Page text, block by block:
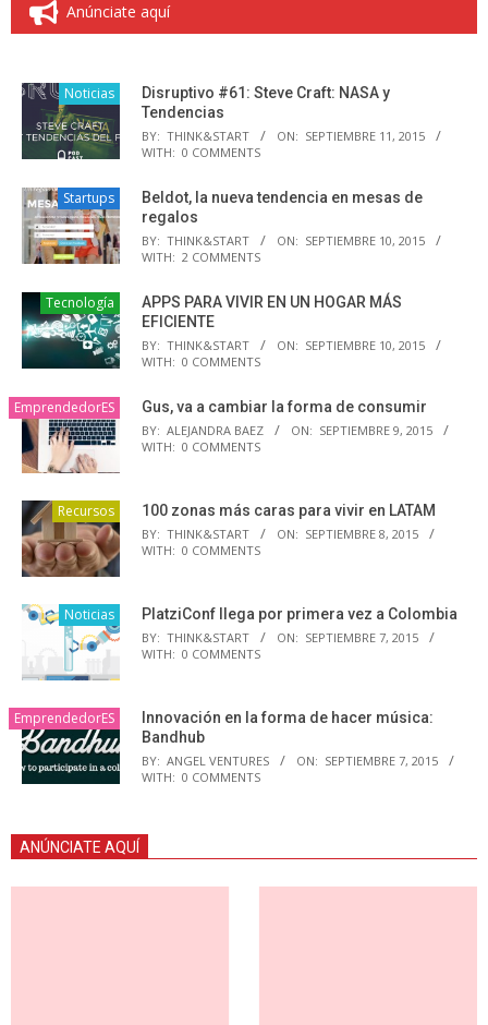
Anúnciate aquí
Noticias
Disruptivo #61: Steve Craft: NASA y
Tendencias
BY: THINK&START ON: SEPTIEMBRE 11, 2015
WITH: 0 COMMENTS
Startups
Beldot, la nueva tendencia en mesas de
regalos
BY: THINK&START ON: SEPTIEMBRE 10, 2015
WITH: 2 COMMENTS
Tecnología
APPS PARA VIVIR EN UN HOGAR MÁS
EFICIENTE
BY: THINK&START ON: SEPTIEMBRE 10, 2015
WITH: 0 COMMENTS
EmprendedorES Gus, va a cambiar la forma de consumir
BY: ALEJANDRA BAEZ ON: SEPTIEMBRE 9, 2015
WITH: 0 COMMENTS
Recursos 100 zonas más caras para vivir en LATAM
BY: THINK&START ON: SEPTIEMBRE 8, 2015
WITH: 0 COMMENTS
Noticias PlatziConf llega por primera vez a Colombia
BY: THINK&START ON: SEPTIEMBRE 7, 2015
WITH: 0 COMMENTS
EmprendedorES
Innovación en la forma de hacer música:
Bandhub
BY: ANGEL VENTURES ON: SEPTIEMBRE 7, 2015
WITH: 0 COMMENTS
ANÚNCIATE AQUÍ